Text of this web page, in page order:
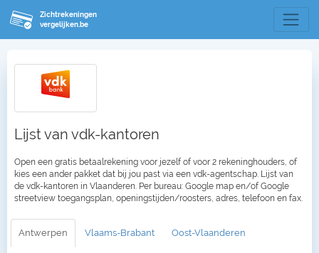
Zichtrekeningen
vergelijken.be
Lijst van vdk-kantoren
Open een gratis betaalrekening voor jezelf of voor 2 rekeninghouders, of
kies een ander pakket dat bij jou past via een vdk-agentschap. Lijst van
de vdk-kantoren in Vlaanderen. Per bureau: Google map en/of Google
streetview toegangsplan, openingstijden/roosters, adres, telefoon en fax.
Antwerpen Vlaams-Brabant Oost-Vlaanderen